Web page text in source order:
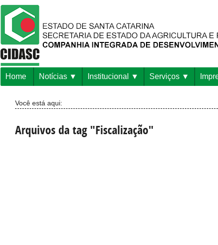
Home Notícias Institucional Serviços
Você está aqui:
Arquivos da tag "Fiscalização"